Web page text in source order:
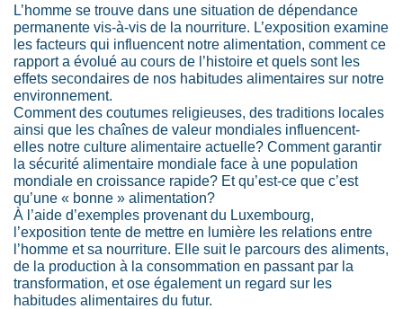
L’homme se trouve dans une situation de dépendance
permanente vis-à-vis de la nourriture. L’exposition examine
les facteurs qui influencent notre alimentation, comment ce
rapport a évolué au cours de l’histoire et quels sont les
effets secondaires de nos habitudes alimentaires sur notre
environnement.
Comment des coutumes religieuses, des traditions locales
ainsi que les chaînes de valeur mondiales influencent-
elles notre culture alimentaire actuelle? Comment garantir
la sécurité alimentaire mondiale face à une population
mondiale en croissance rapide? Et qu’est-ce que c’est
qu’une « bonne » alimentation?
À l’aide d’exemples provenant du Luxembourg,
l’exposition tente de mettre en lumière les relations entre
l’homme et sa nourriture. Elle suit le parcours des aliments,
de la production à la consommation en passant par la
transformation, et ose également un regard sur les
habitudes alimentaires du futur.